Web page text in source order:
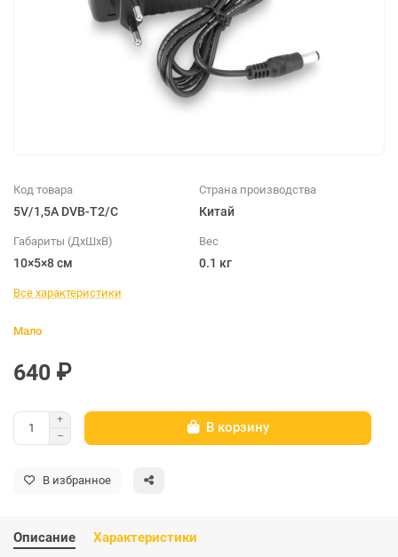
Код товара
5V/1,5A DVB-T2/C
Страна производства
Китай
Габариты (ДхШхВ)
10×5×8 см
Вес
0.1 кг
Все характеристики
Мало
640 ₽
В корзину
В избранное
Описание Характеристики